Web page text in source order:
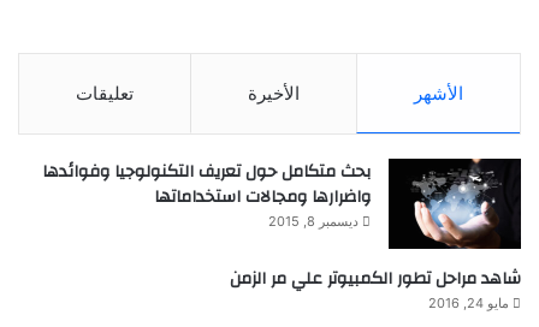
الأشهر الأخيرة تعليقات
بحث متكامل حول تعريف التكنولوجيا وفوائدها
واضرارها ومجالات استخداماتها
ديسمبر 8, 2015
شاهد مراحل تطور الكمبيوتر علي مر الزمن
مايو 24, 2016